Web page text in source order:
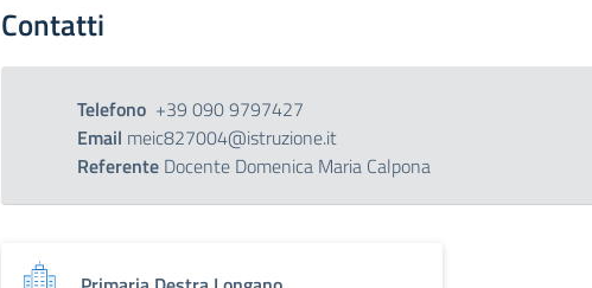
Contatti
Telefono +39 090 9797427
Email meic827004@istruzione.it
Referente Docente Domenica Maria Calpona